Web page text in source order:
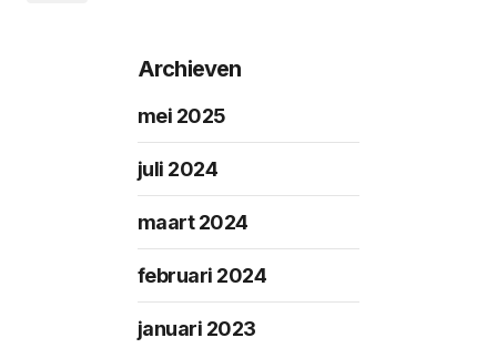
Archieven
mei 2025
juli 2024
maart 2024
februari 2024
januari 2023